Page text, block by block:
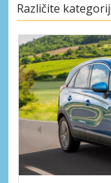
Različite